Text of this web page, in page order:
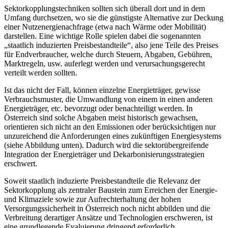
Sektorkopplungstechniken sollten sich überall dort und in dem
Umfang durchsetzen, wo sie die günstigste Alternative zur Deckung
einer Nutzenergienachfrage (etwa nach Wärme oder Mobilität)
darstellen. Eine wichtige Rolle spielen dabei die sogenannten
„staatlich induzierten Preisbestandteile“, also jene Teile des Preises
für Endverbraucher, welche durch Steuern, Abgaben, Gebühren,
Marktregeln, usw. auferlegt werden und verursachungsgerecht
verteilt werden sollten.
Ist das nicht der Fall, können einzelne Energieträger, gewisse
Verbrauchsmuster, die Umwandlung von einem in einen anderen
Energieträger, etc. bevorzugt oder be­nachteiligt werden. In
Österreich sind solche Abgaben meist historisch gewachsen,
orientieren sich nicht an den Emissionen oder berücksichtigen nur
unzureichend die Anforderungen eines zukünftigen Energiesystems
(siehe Abbildung unten). Dadurch wird die sektorübergreifende
Integration der Energieträger und Dekarbonisierungs­strategien
erschwert.
Soweit staatlich induzierte Preisbestandteile die Relevanz der
Sektorkopplung als zentraler Baustein zum Erreichen der Energie-
und Klimaziele sowie zur Aufrechterhaltung der hohen
Versorgungssicherheit in Österreich noch nicht abbilden und die
Verbreitung derartiger Ansätze und Technologien erschweren, ist